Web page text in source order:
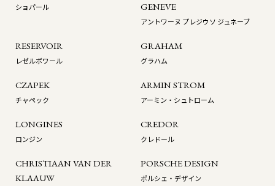
ショパール
GENEVE
アントワーヌ プレジウソ ジュネーブ
RESERVOIR
レゼルボワール
GRAHAM
グラハム
CZAPEK
チャペック
ARMIN STROM
アーミン・シュトローム
LONGINES
ロンジン
CREDOR
クレドール
CHRISTIAAN VAN DER
KLAAUW
PORSCHE DESIGN
ポルシェ・デザイン